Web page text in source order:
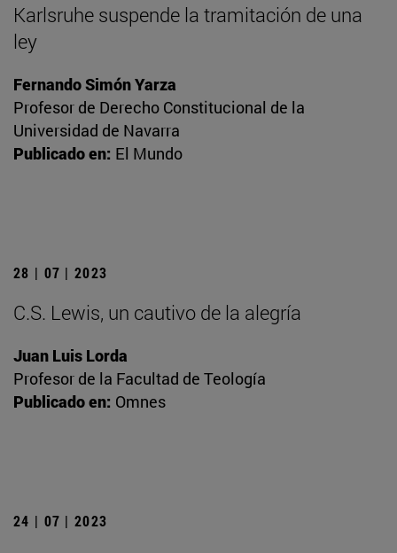
Karlsruhe suspende la tramitación de una
ley
Fernando Simón Yarza
Profesor de Derecho Constitucional de la
Universidad de Navarra
Publicado en: El Mundo
28 | 07 | 2023
C.S. Lewis, un cautivo de la alegría
Juan Luis Lorda
Profesor de la Facultad de Teología
Publicado en: Omnes
24 | 07 | 2023